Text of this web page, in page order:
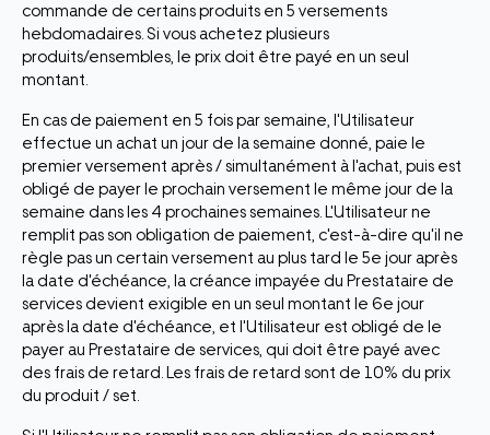
commande de certains produits en 5 versements
hebdomadaires. Si vous achetez plusieurs
produits/ensembles, le prix doit être payé en un seul
montant.
En cas de paiement en 5 fois par semaine, l'Utilisateur
effectue un achat un jour de la semaine donné, paie le
premier versement après / simultanément à l'achat, puis est
obligé de payer le prochain versement le même jour de la
semaine dans les 4 prochaines semaines. L'Utilisateur ne
remplit pas son obligation de paiement, c'est-à-dire qu'il ne
règle pas un certain versement au plus tard le 5e jour après
la date d'échéance, la créance impayée du Prestataire de
services devient exigible en un seul montant le 6e jour
après la date d'échéance, et l'Utilisateur est obligé de le
payer au Prestataire de services, qui doit être payé avec
des frais de retard. Les frais de retard sont de 10% du prix
du produit / set.